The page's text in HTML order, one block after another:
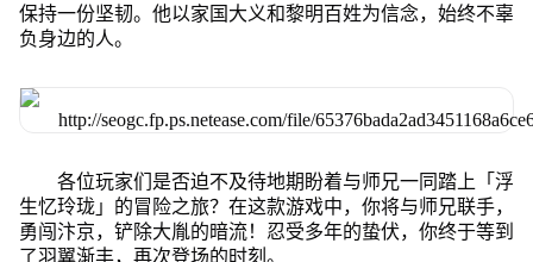
保持一份坚韧。他以家国大义和黎明百姓为信念，始终不辜
负身边的人。
各位玩家们是否迫不及待地期盼着与师兄一同踏上「浮
生忆玲珑」的冒险之旅？在这款游戏中，你将与师兄联手，
勇闯汴京，铲除大胤的暗流！忍受多年的蛰伏，你终于等到
了羽翼渐丰，再次登场的时刻。